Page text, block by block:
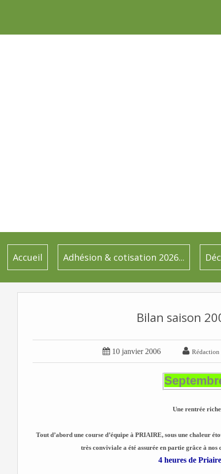
Accueil Adhésion & cotisation 2026...
Bilan saison
 10 janvier 2006  Rédaction
Une rentrée
Tout d’abord une course d’équipe à PRIAIRE, sous une chaleur
très conviviale a été assurée en partie grâce à
4 heures de